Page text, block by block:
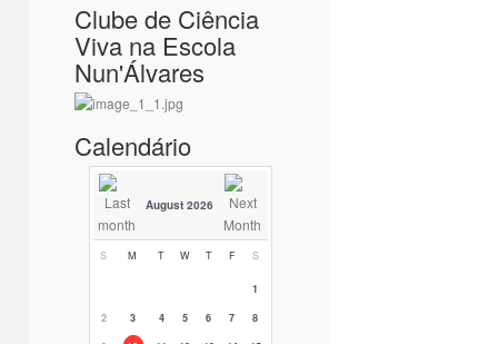
Clube de Ciência
Viva na Escola
Nun'Álvares
Calendário
August 2026
S M T W T F S
1
2
3 4 5 6 7
8